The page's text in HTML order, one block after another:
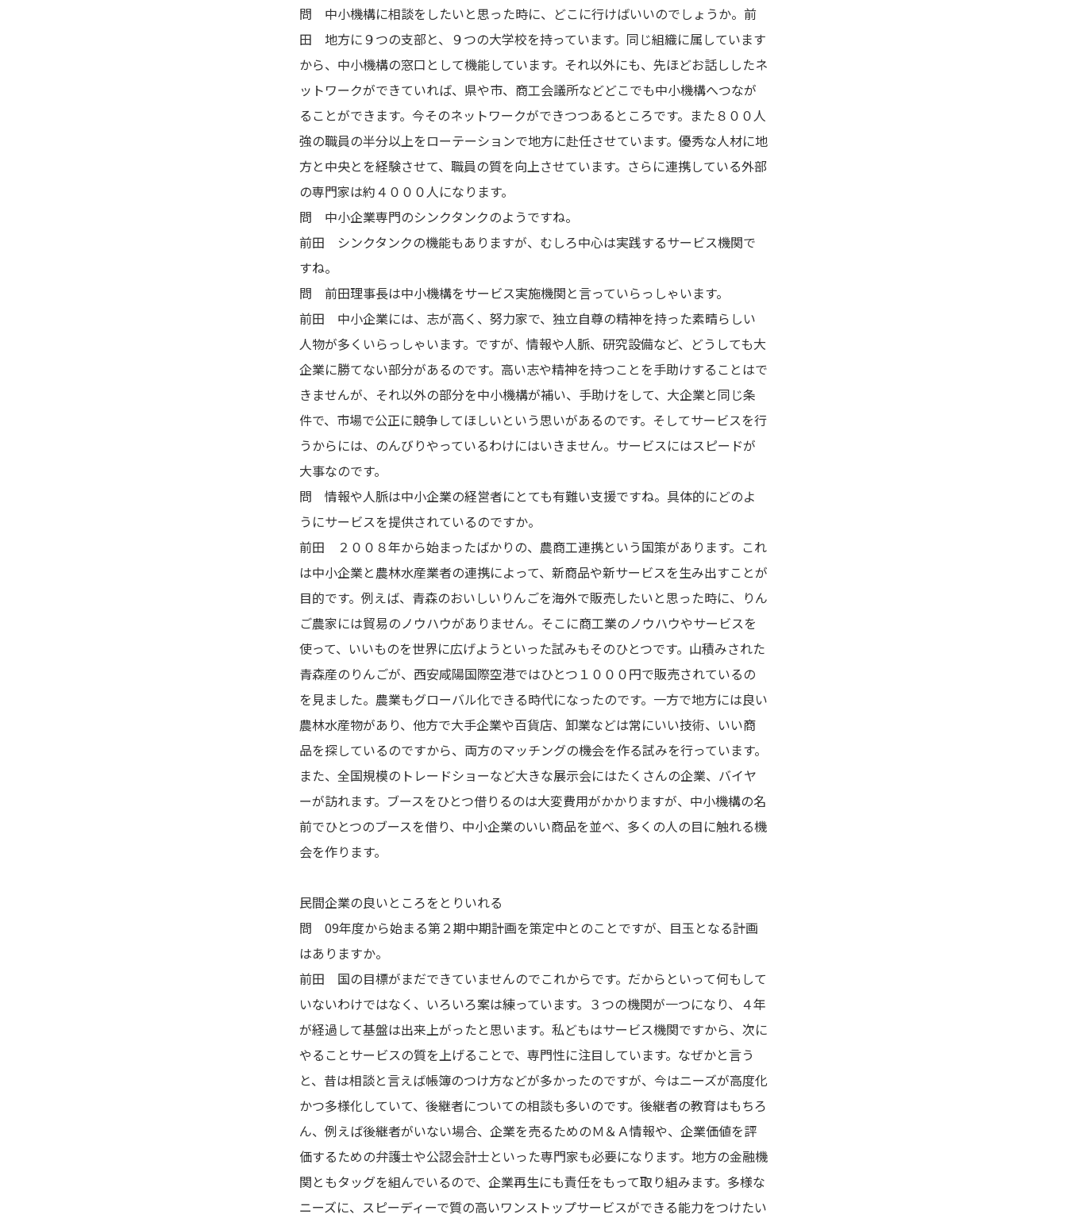
問 中小機構に相談をしたいと思った時に、どこに行けばいいのでしょうか。前
田 地方に９つの支部と、９つの大学校を持っています。同じ組織に属しています
から、中小機構の窓口として機能しています。それ以外にも、先ほどお話ししたネ
ットワークができていれば、県や市、商工会議所などどこでも中小機構へつなが
ることができます。今そのネットワークができつつあるところです。また８００人
強の職員の半分以上をローテーションで地方に赴任させています。優秀な人材に地
方と中央とを経験させて、職員の質を向上させています。さらに連携している外部
の専門家は約４０００人になります。
問 中小企業専門のシンクタンクのようですね。
前田 シンクタンクの機能もありますが、むしろ中心は実践するサービス機関で
すね。
問 前田理事長は中小機構をサービス実施機関と言っていらっしゃいます。
前田 中小企業には、志が高く、努力家で、独立自尊の精神を持った素晴らしい
人物が多くいらっしゃいます。ですが、情報や人脈、研究設備など、どうしても大
企業に勝てない部分があるのです。高い志や精神を持つことを手助けすることはで
きませんが、それ以外の部分を中小機構が補い、手助けをして、大企業と同じ条
件で、市場で公正に競争してほしいという思いがあるのです。そしてサービスを行
うからには、のんびりやっているわけにはいきません。サービスにはスピードが
大事なのです。
問 情報や人脈は中小企業の経営者にとても有難い支援ですね。具体的にどのよ
うにサービスを提供されているのですか。
前田 ２００８年から始まったばかりの、農商工連携という国策があります。これ
は中小企業と農林水産業者の連携によって、新商品や新サービスを生み出すことが
目的です。例えば、青森のおいしいりんごを海外で販売したいと思った時に、りん
ご農家には貿易のノウハウがありません。そこに商工業のノウハウやサービスを
使って、いいものを世界に広げようといった試みもそのひとつです。山積みされた
青森産のりんごが、西安咸陽国際空港ではひとつ１０００円で販売されているの
を見ました。農業もグローバル化できる時代になったのです。一方で地方には良い
農林水産物があり、他方で大手企業や百貨店、卸業などは常にいい技術、いい商
品を探しているのですから、両方のマッチングの機会を作る試みを行っています。
また、全国規模のトレードショーなど大きな展示会にはたくさんの企業、バイヤ
ーが訪れます。ブースをひとつ借りるのは大変費用がかかりますが、中小機構の名
前でひとつのブースを借り、中小企業のいい商品を並べ、多くの人の目に触れる機
会を作ります。
民間企業の良いところをとりいれる
問 09年度から始まる第２期中期計画を策定中とのことですが、目玉となる計画
はありますか。
前田 国の目標がまだできていませんのでこれからです。だからといって何もして
いないわけではなく、いろいろ案は練っています。３つの機関が一つになり、４年
が経過して基盤は出来上がったと思います。私どもはサービス機関ですから、次に
やることサービスの質を上げることで、専門性に注目しています。なぜかと言う
と、昔は相談と言えば帳簿のつけ方などが多かったのですが、今はニーズが高度化
かつ多様化していて、後継者についての相談も多いのです。後継者の教育はもちろ
ん、例えば後継者がいない場合、企業を売るためのＭ＆Ａ情報や、企業価値を評
価するための弁護士や公認会計士といった専門家も必要になります。地方の金融機
関ともタッグを組んでいるので、企業再生にも責任をもって取り組みます。多様な
ニーズに、スピーディーで質の高いワンストップサービスができる能力をつけたい